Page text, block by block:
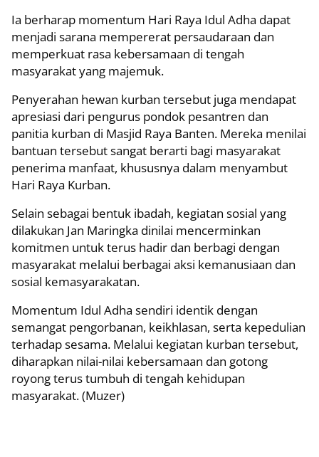
Ia berharap momentum Hari Raya Idul Adha dapat
menjadi sarana mempererat persaudaraan dan
memperkuat rasa kebersamaan di tengah
masyarakat yang majemuk.
Penyerahan hewan kurban tersebut juga mendapat
apresiasi dari pengurus pondok pesantren dan
panitia kurban di Masjid Raya Banten. Mereka menilai
bantuan tersebut sangat berarti bagi masyarakat
penerima manfaat, khususnya dalam menyambut
Hari Raya Kurban.
Selain sebagai bentuk ibadah, kegiatan sosial yang
dilakukan Jan Maringka dinilai mencerminkan
komitmen untuk terus hadir dan berbagi dengan
masyarakat melalui berbagai aksi kemanusiaan dan
sosial kemasyarakatan.
Momentum Idul Adha sendiri identik dengan
semangat pengorbanan, keikhlasan, serta kepedulian
terhadap sesama. Melalui kegiatan kurban tersebut,
diharapkan nilai-nilai kebersamaan dan gotong
royong terus tumbuh di tengah kehidupan
masyarakat. (Muzer)